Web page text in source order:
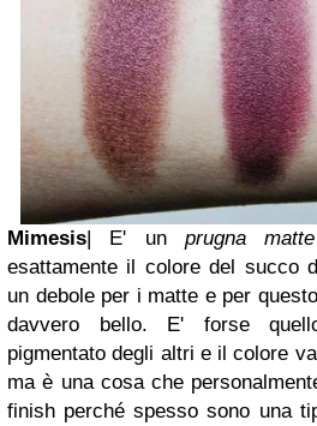
Mimesis| E' un prugna matte
esattamente il colore del succo
un debole per i matte e per
davvero bello. E' forse
pigmentato degli altri e il colore
ma è una cosa che
finish perché spesso sono una